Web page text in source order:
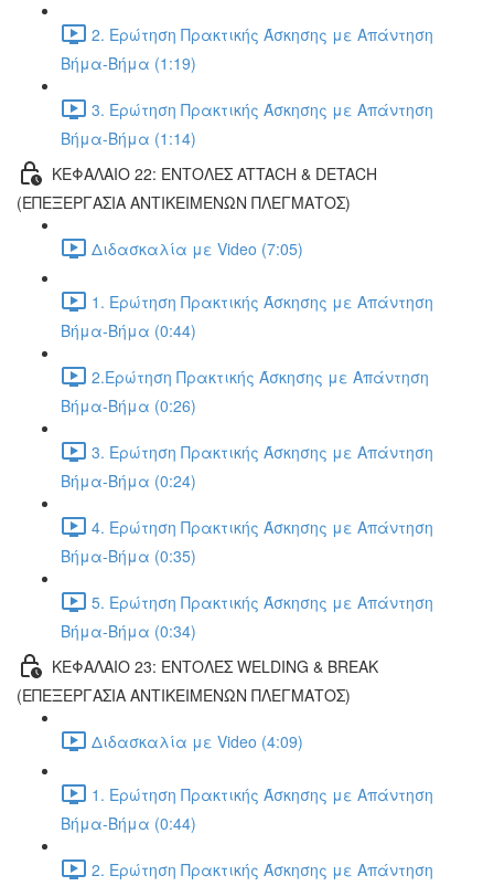
2. Ερώτηση Πρακτικής Άσκησης με Απάντηση
Βήμα-Βήμα (1:19)
3. Ερώτηση Πρακτικής Άσκησης με Απάντηση
Βήμα-Βήμα (1:14)
ΚΕΦΑΛΑΙΟ 22: ΕΝΤΟΛΕΣ ATTACH & DETACH
(ΕΠΕΞΕΡΓΑΣΙΑ ΑΝΤΙΚΕΙΜΕΝΩΝ ΠΛΕΓΜΑΤΟΣ)
Διδασκαλία με Video (7:05)
1. Ερώτηση Πρακτικής Άσκησης με Απάντηση
Βήμα-Βήμα (0:44)
2.Ερώτηση Πρακτικής Άσκησης με Απάντηση
Βήμα-Βήμα (0:26)
3. Ερώτηση Πρακτικής Άσκησης με Απάντηση
Βήμα-Βήμα (0:24)
4. Ερώτηση Πρακτικής Άσκησης με Απάντηση
Βήμα-Βήμα (0:35)
5. Ερώτηση Πρακτικής Άσκησης με Απάντηση
Βήμα-Βήμα (0:34)
ΚΕΦΑΛΑΙΟ 23: ΕΝΤΟΛΕΣ WELDING & BREAK
(ΕΠΕΞΕΡΓΑΣΙΑ ΑΝΤΙΚΕΙΜΕΝΩΝ ΠΛΕΓΜΑΤΟΣ)
Διδασκαλία με Video (4:09)
1. Ερώτηση Πρακτικής Άσκησης με Απάντηση
Βήμα-Βήμα (0:44)
2. Ερώτηση Πρακτικής Άσκησης με Απάντηση